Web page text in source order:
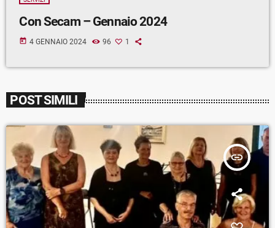
Con Secam – Gennaio 2024
today 4 GENNAIO 2024 96 1
POST SIMILI
insert_link